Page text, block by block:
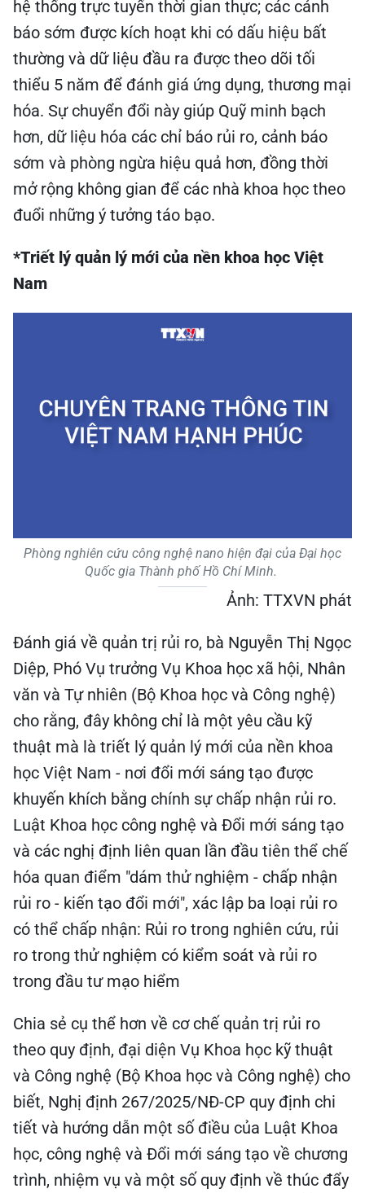
hệ thống trực tuyến thời gian thực; các cảnh
báo sớm được kích hoạt khi có dấu hiệu bất
thường và dữ liệu đầu ra được theo dõi tối
thiểu 5 năm để đánh giá ứng dụng, thương mại
hóa. Sự chuyển đổi này giúp Quỹ minh bạch
hơn, dữ liệu hóa các chỉ báo rủi ro, cảnh báo
sớm và phòng ngừa hiệu quả hơn, đồng thời
mở rộng không gian để các nhà khoa học theo
đuổi những ý tưởng táo bạo.
*Triết lý quản lý mới của nền khoa học Việt
Nam
Phòng nghiên cứu công nghệ nano hiện đại của Đại học
Quốc gia Thành phố Hồ Chí Minh.
Ảnh: TTXVN phát
Đánh giá về quản trị rủi ro, bà Nguyễn Thị Ngọc
Diệp, Phó Vụ trưởng Vụ Khoa học xã hội, Nhân
văn và Tự nhiên (Bộ Khoa học và Công nghệ)
cho rằng, đây không chỉ là một yêu cầu kỹ
thuật mà là triết lý quản lý mới của nền khoa
học Việt Nam - nơi đổi mới sáng tạo được
khuyến khích bằng chính sự chấp nhận rủi ro.
Luật Khoa học công nghệ và Đổi mới sáng tạo
và các nghị định liên quan lần đầu tiên thể chế
hóa quan điểm "dám thử nghiệm - chấp nhận
rủi ro - kiến tạo đổi mới", xác lập ba loại rủi ro
có thể chấp nhận: Rủi ro trong nghiên cứu, rủi
ro trong thử nghiệm có kiểm soát và rủi ro
trong đầu tư mạo hiểm
Chia sẻ cụ thể hơn về cơ chế quản trị rủi ro
theo quy định, đại diện Vụ Khoa học kỹ thuật
và Công nghệ (Bộ Khoa học và Công nghệ) cho
biết, Nghị định 267/2025/NĐ-CP quy định chi
tiết và hướng dẫn một số điều của Luật Khoa
học, công nghệ và Đổi mới sáng tạo về chương
trình, nhiệm vụ và một số quy định về thúc đẩy